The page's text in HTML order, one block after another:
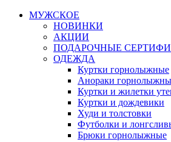
МУЖСКОЕ
НОВИНКИ
АКЦИИ
ПОДАРОЧНЫЕ
ОДЕЖДА
Куртки горнолыжные
Анораки
Куртки и жилетки
Куртки и дождевики
Худи и толстовки
Футболки и
Брюки горнолыжные